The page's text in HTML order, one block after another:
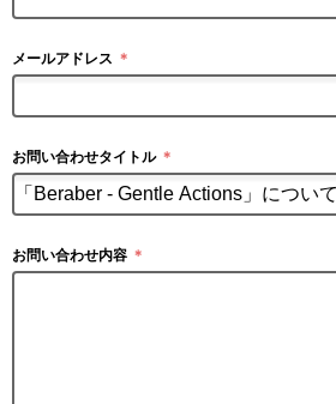
メールアドレス ＊
お問い合わせタイトル ＊
お問い合わせ内容 ＊